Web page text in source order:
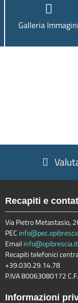
Galleria Immagini
Recapiti e
Via Pietro Metastasio,
PEC
Emailinfo@opibrescia.it
Recapiti telefonici
+39.030.29.14.78
P.IVA 80063080172
Informazioni